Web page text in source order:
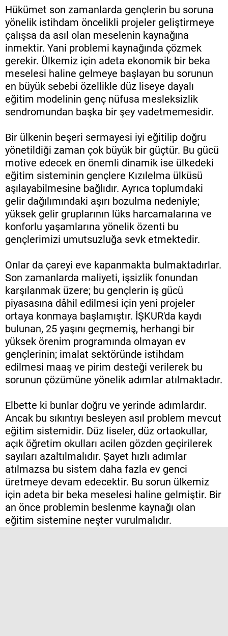
Hükümet son zamanlarda gençlerin bu soruna
yönelik istihdam öncelikli projeler geliştirmeye
çalışsa da asıl olan meselenin kaynağına
inmektir. Yani problemi kaynağında çözmek
gerekir. Ülkemiz için adeta ekonomik bir beka
meselesi haline gelmeye başlayan bu sorunun
en büyük sebebi özellikle düz liseye dayalı
eğitim modelinin genç nüfusa mesleksizlik
sendromundan başka bir şey vadetmemesidir.
Bir ülkenin beşeri sermayesi iyi eğitilip doğru
yönetildiği zaman çok büyük bir güçtür. Bu gücü
motive edecek en önemli dinamik ise ülkedeki
eğitim sisteminin gençlere Kızılelma ülküsü
aşılayabilmesine bağlıdır. Ayrıca toplumdaki
gelir dağılımındaki aşırı bozulma nedeniyle;
yüksek gelir gruplarının lüks harcamalarına ve
konforlu yaşamlarına yönelik özenti bu
gençlerimizi umutsuzluğa sevk etmektedir.
Onlar da çareyi eve kapanmakta bulmaktadırlar.
Son zamanlarda maliyeti, işsizlik fonundan
karşılanmak üzere; bu gençlerin iş gücü
piyasasına dâhil edilmesi için yeni projeler
ortaya konmaya başlamıştır. İŞKUR'da kaydı
bulunan, 25 yaşını geçmemiş, herhangi bir
yüksek örenim programında olmayan ev
gençlerinin; imalat sektöründe istihdam
edilmesi maaş ve pirim desteği verilerek bu
sorunun çözümüne yönelik adımlar atılmaktadır.
Elbette ki bunlar doğru ve yerinde adımlardır.
Ancak bu sıkıntıyı besleyen asıl problem mevcut
eğitim sistemidir. Düz liseler, düz ortaokullar,
açık öğretim okulları acilen gözden geçirilerek
sayıları azaltılmalıdır. Şayet hızlı adımlar
atılmazsa bu sistem daha fazla ev genci
üretmeye devam edecektir. Bu sorun ülkemiz
için adeta bir beka meselesi haline gelmiştir. Bir
an önce problemin beslenme kaynağı olan
eğitim sistemine neşter vurulmalıdır.